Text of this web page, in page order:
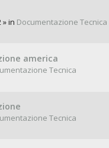
» in Documentazione Tecnica
america
Tecnica
Tecnica